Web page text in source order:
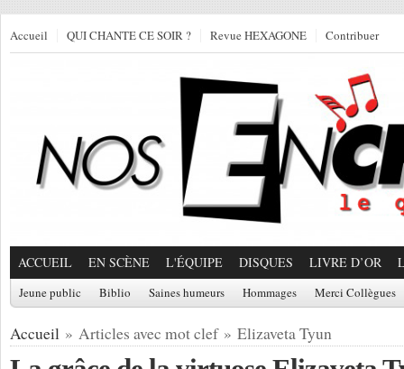
Accueil QUI CHANTE CE SOIR ? Revue HEXAGONE Contribuer
ACCUEIL EN SCÈNE L'ÉQUIPE DISQUES LIVRE D’OR
Jeune public Biblio Saines humeurs Hommages Merci Collègues
Accueil » Articles avec mot clef » Elizaveta Tyun